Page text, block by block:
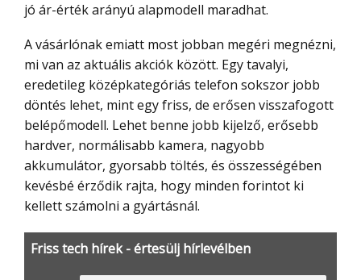
jó ár-érték arányú alapmodell maradhat.
A vásárlónak emiatt most jobban megéri megnézni,
mi van az aktuális akciók között. Egy tavalyi,
eredetileg középkategóriás telefon sokszor jobb
döntés lehet, mint egy friss, de erősen visszafogott
belépőmodell. Lehet benne jobb kijelző, erősebb
hardver, normálisabb kamera, nagyobb
akkumulátor, gyorsabb töltés, és összességében
kevésbé érződik rajta, hogy minden forintot ki
kellett számolni a gyártásnál.
Friss tech hírek - értesülj hírlevélben